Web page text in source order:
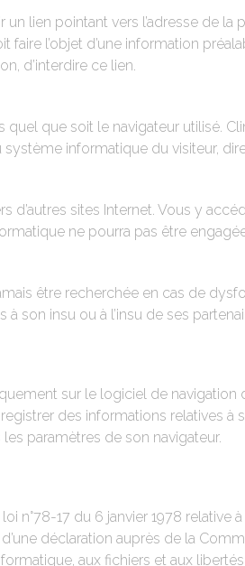
lien pointant vers l’adresse de
faire l’objet d’une information
d’interdire ce lien.
que soit le navigateur utilisé.
informatique du visiteur,
d’autres sites Internet. Vous y
ne pourra pas être
être recherchée en cas de
son insu ou à l’insu de ses
sur le logiciel de
des informations relatives
paramètres de son navigateur.
n°78-17 du 6 janvier 1978
déclaration auprès de la
aux fichiers et aux